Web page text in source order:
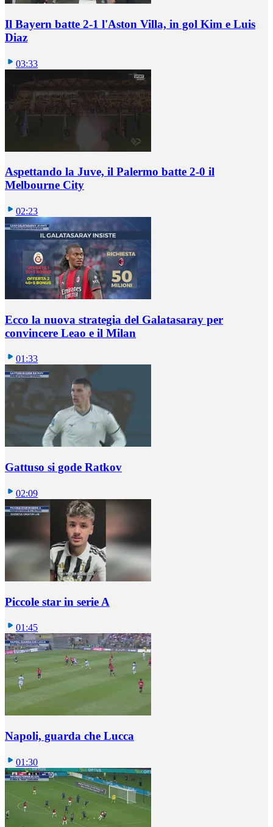
Il Bayern batte 2-1 l'Aston Villa, in gol Kim e Luis
Diaz
03:33
Aspettando la Juve, il Palermo batte 2-0 il
Melbourne City
02:23
Ecco la nuova strategia del Galatasaray per
convincere Leao e il Milan
01:33
Gattuso si gode Ratkov
02:09
Piccole star in serie A
01:45
Napoli, guarda che Lucca
01:30